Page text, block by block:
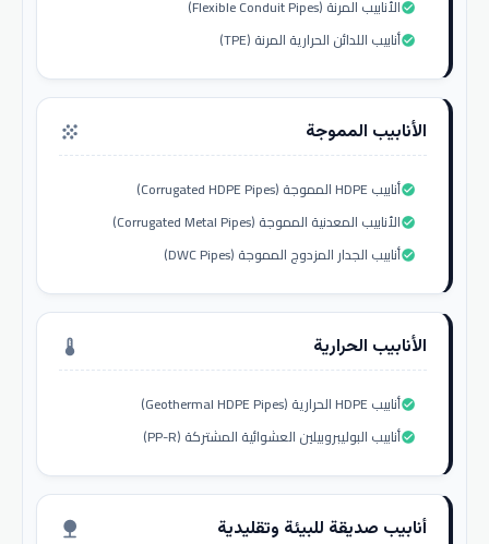
الأنابيب المرنة (Flexible Conduit Pipes)check_circle
أنابيب اللدائن الحرارية المرنة (TPE)check_circle
الأنابيب المموجة grain
أنابيب HDPE المموجة (Corrugated HDPE Pipes)check_circle
الأنابيب المعدنية المموجة (Corrugated Metal Pipes)check_circle
أنابيب الجدار المزدوج المموجة (DWC Pipes)check_circle
الأنابيب الحرارية thermostat
أنابيب HDPE الحرارية (Geothermal HDPE Pipes)check_circle
أنابيب البوليبروبيلين العشوائية المشتركة (PP-R)check_circle
أنابيب صديقة للبيئة وتقليدية nature